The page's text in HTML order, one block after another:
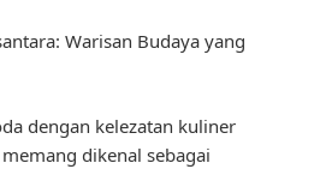
Warisan Budaya yang
dengan kelezatan kuliner
dikenal sebagai